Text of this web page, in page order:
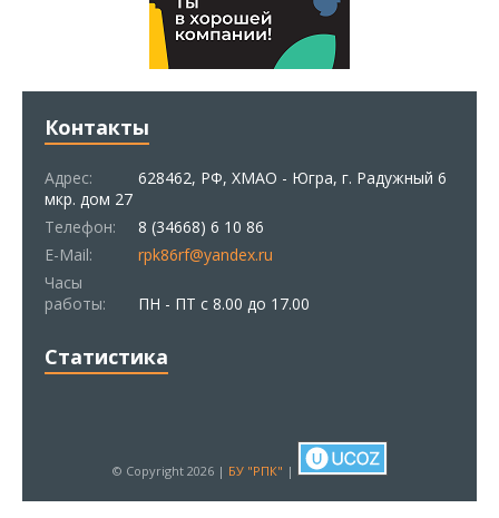
Контакты
Адрес:
628462, РФ, ХМАО - Югра, г. Радужный 6
мкр. дом 27
Телефон:
8 (34668) 6 10 86
E-Mail:
rpk86rf@yandex.ru
Часы
работы:
ПН - ПТ с 8.00 до 17.00
Статистика
© Copyright 2026 | БУ "РПК" |